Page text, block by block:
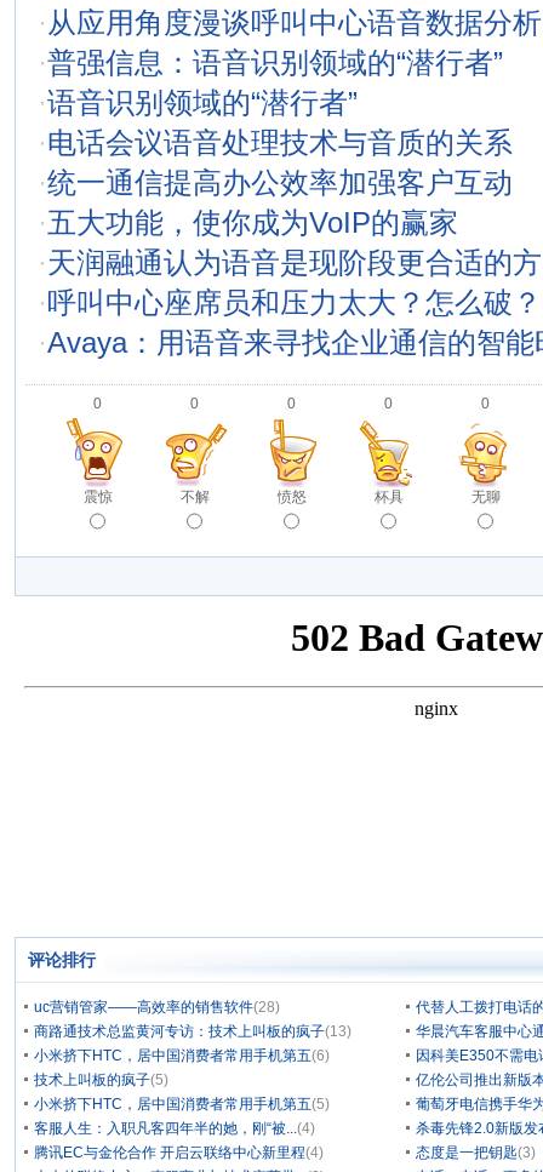
· 从应用角度漫谈呼叫中心语音数据分析
·普强信息：语音识别领域的“潜行者”
·语音识别领域的“潜行者”
·电话会议语音处理技术与音质的关系
·统一通信提高办公效率加强客户互动
·五大功能，使你成为VoIP的赢家
·天润融通认为语音是现阶段更合适的
·呼叫中心座席员和压力太大？怎么破？
·Avaya：用语音来寻找企业通信的智能
0
震惊
0
不解
0
愤怒
0
杯具
0
无聊
评论排行
uc营销管家——高效率的销售软件(28)
代替人工拨打电话
商路通技术总监黄河专访：技术上叫板的疯子(13)
华晨汽车客服中心
小米挤下HTC，居中国消费者常用手机第五(6)
因科美E350不需
技术上叫板的疯子(5)
亿伦公司推出新版
小米挤下HTC，居中国消费者常用手机第五(5)
葡萄牙电信携手华
客服人生：入职凡客四年半的她，刚“被...(4)
杀毒先锋2.0新版发
腾讯EC与金伦合作 开启云联络中心新里程(4) 态度是一把钥匙(3)